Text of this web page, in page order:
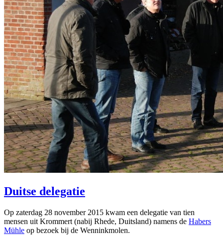
Duitse delegatie
Op zaterdag 28 november 2015 kwam een delegatie van tien
mensen uit Krommert (nabij Rhede, Duitsland) namens de Habers
Mühle op bezoek bij de Wenninkmolen.